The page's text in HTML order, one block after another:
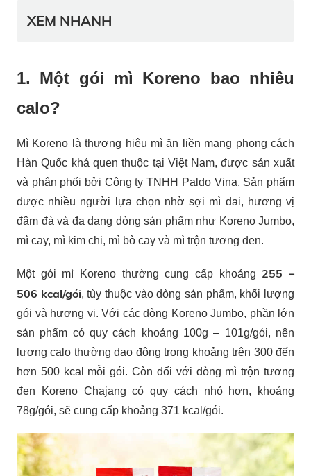
XEM NHANH
1. Một gói mì Koreno bao nhiêu
calo?
Mì Koreno là thương hiệu mì ăn liền mang phong cách
Hàn Quốc khá quen thuộc tại Việt Nam, được sản xuất
và phân phối bởi Công ty TNHH Paldo Vina. Sản phẩm
được nhiều người lựa chọn nhờ sợi mì dai, hương vị
đậm đà và đa dạng dòng sản phẩm như Koreno Jumbo,
mì cay, mì kim chi, mì bò cay và mì trộn tương đen.
Một gói mì Koreno thường cung cấp khoảng 255 –
506 kcal/gói, tùy thuộc vào dòng sản phẩm, khối lượng
gói và hương vị. Với các dòng Koreno Jumbo, phần lớn
sản phẩm có quy cách khoảng 100g – 101g/gói, nên
lượng calo thường dao động trong khoảng trên 300 đến
hơn 500 kcal mỗi gói. Còn đối với dòng mì trộn tương
đen Koreno Chajang có quy cách nhỏ hơn, khoảng
78g/gói, sẽ cung cấp khoảng 371 kcal/gói.